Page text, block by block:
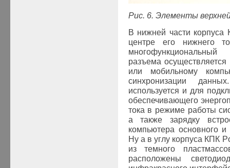
Рис. 6. Элементы
В нижней части
центре его нижнего
разъема
или мобильному
синхронизации
используется и для
обеспечивающего
тока в режиме работы
а также зарядку
компьютера основного и
Ну а в углу корпуса КПК
из темного
расположены